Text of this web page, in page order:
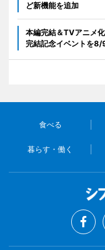
ど新機能を追加
本編完結＆TVアニメ
完結記念イベントを8/
食べる
暮らす・働く